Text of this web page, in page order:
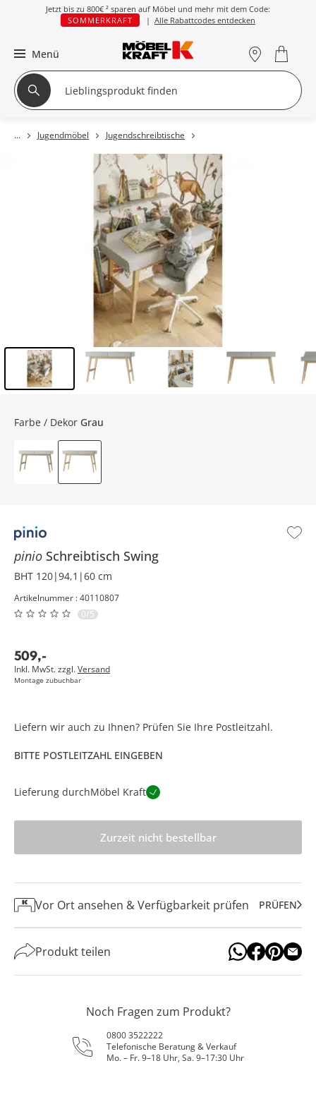
Jetzt bis zu 800€ ² sparen auf Möbel und mehr mit dem Code:
SOMMERKRAFT
| Alle Rabattcodes entdecken
Menü
Jugendmöbel Jugendschreibtische
pinio Schreibtisch Swing
BHT 120|94,1|60 cm
Artikelnummer : 40110807
0/5
509,-
Inkl. MwSt. zzgl.Versand
Montage zubuchbar
Farbe / Dekor Grau
Liefern wir auch zu Ihnen? Prüfen Sie Ihre Postleitzahl.
BITTE POSTLEITZAHL EINGEBEN
Lieferung durchMöbel Kraft
Zurzeit nicht bestellbar
Vor Ort ansehen & Verfügbarkeit prüfen PRÜFEN
Produkt teilen
Noch Fragen zum Produkt?
0800 3522222
Telefonische Beratung & Verkauf
Mo. – Fr. 9–18 Uhr, Sa. 9–17:30 Uhr